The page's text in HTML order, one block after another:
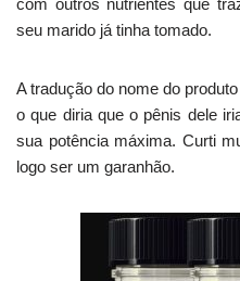
com outros nutrientes que
seu marido já tinha tomado.
A tradução do nome do
o que diria que o pênis dele
sua potência máxima. Curti
logo ser um garanhão.